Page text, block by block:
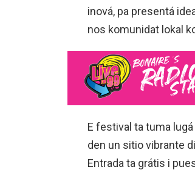
inová, pa presentá
nos komunidat lokal
E festival ta tuma
den un sitio vibrante
Entrada ta grátis i